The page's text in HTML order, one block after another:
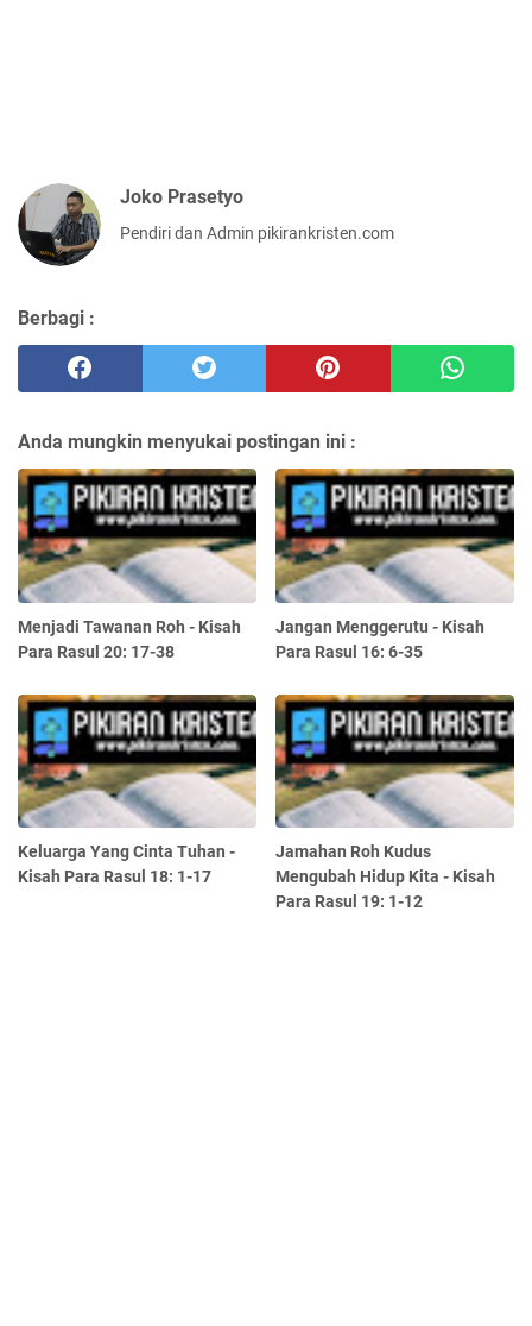
Joko Prasetyo
Pendiri dan Admin pikirankristen.com
Berbagi :
Anda mungkin menyukai postingan ini :
Menjadi Tawanan Roh - Kisah
Para Rasul 20: 17-38
Jangan Menggerutu - Kisah
Para Rasul 16: 6-35
Keluarga Yang Cinta Tuhan -
Kisah Para Rasul 18: 1-17
Jamahan Roh Kudus
Mengubah Hidup Kita - Kisah
Para Rasul 19: 1-12